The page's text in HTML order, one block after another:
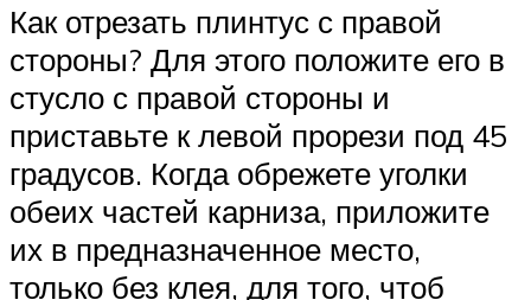
Как отрезать плинтус с правой
стороны? Для этого положите его в
стусло с правой стороны и
приставьте к левой прорези под 45
градусов. Когда обрежете уголки
обеих частей карниза, приложите
их в предназначенное место,
только без клея, для того, чтоб